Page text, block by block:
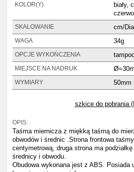
KOLOR(Y)
biały,
SKALOWANIE cm/
WAGA 34g
OPCJE WYKOŃCZENIA
MIEJSCE NA NADRUK
WYMIARY 50mm
szkice do pobrania
OPIS:
Taśma miernicza z miękką taśmą do
obwodów i średnic .Strona frontowa
centymetrową, druga strona ma
średnicy i obwodu.
Obudowa wykonana jest z ABS.